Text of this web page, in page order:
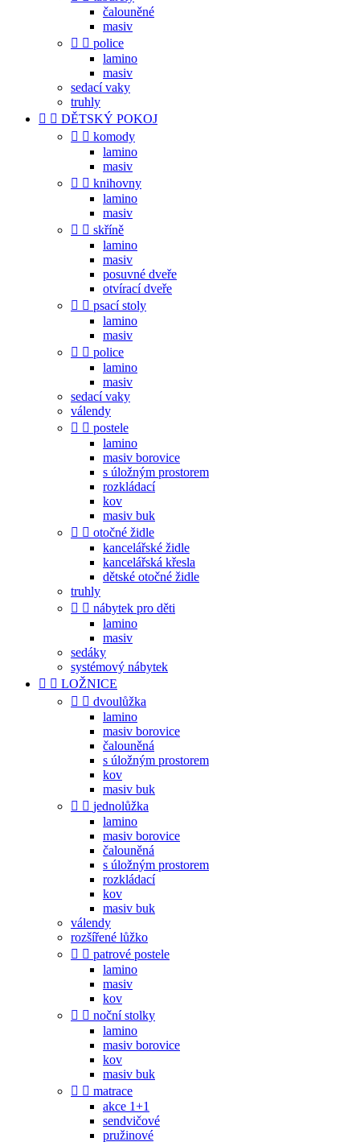
čalouněné
masiv
  police
lamino
masiv
sedací vaky
truhly
  DĚTSKÝ POKOJ
  komody
lamino
masiv
  knihovny
lamino
masiv
  skříně
lamino
masiv
posuvné dveře
otvírací dveře
  psací stoly
lamino
masiv
  police
lamino
masiv
sedací vaky
válendy
  postele
lamino
masiv borovice
s úložným prostorem
rozkládací
kov
masiv buk
  otočné židle
kancelářské židle
kancelářská křesla
dětské otočné židle
truhly
  nábytek pro děti
lamino
masiv
sedáky
systémový nábytek
  LOŽNICE
  dvoulůžka
lamino
masiv borovice
čalouněná
s úložným prostorem
kov
masiv buk
  jednolůžka
lamino
masiv borovice
čalouněná
s úložným prostorem
rozkládací
kov
masiv buk
válendy
rozšířené lůžko
  patrové postele
lamino
masiv
kov
  noční stolky
lamino
masiv borovice
kov
masiv buk
  matrace
akce 1+1
sendvičové
pružinové